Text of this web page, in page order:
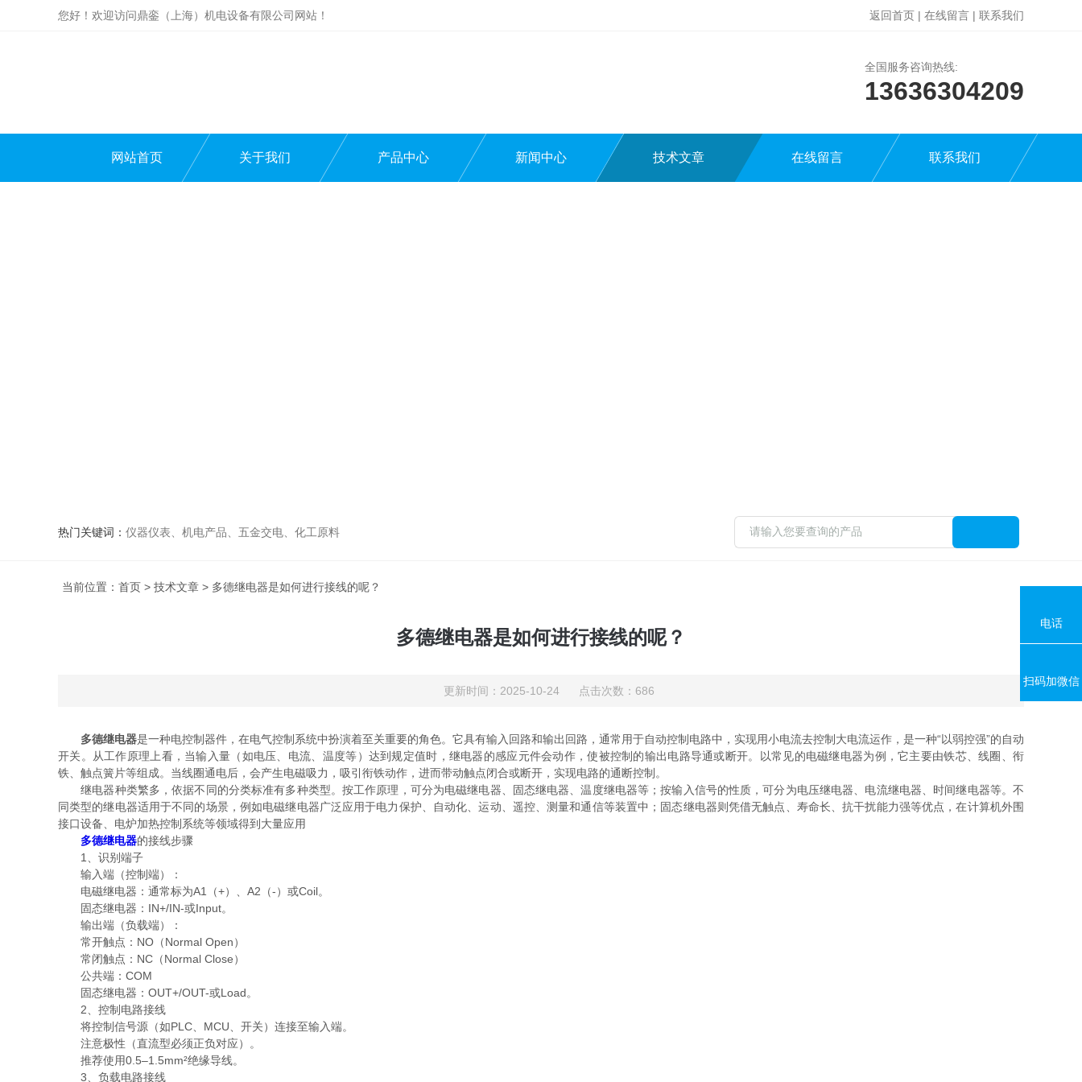
您好！欢迎访问鼎銮（上海）机电设备有限公司网站！ 返回首页 | 在线留言 | 联系我们
全国服务咨询热线:
13636304209
网站首页 关于我们 产品中心 新闻中心 技术文章 在线留言 联系我们
热门关键词： 仪器仪表、机电产品、五金交电、化工原料
当前位置： 首页 > 技术文章 > 多德继电器是如何进行接线的呢？
多德继电器是如何进行接线的呢？
更新时间：2025-10-24 点击次数：686
多德继电器是一种电控制器件，在电气控制系统中扮演着至关重要的角色。它具有输入回路和输出回路，通常用于自动控制电路中，实现用小电流去控制大电流运作，是一种“以弱控强”的自动
开关。从工作原理上看，当输入量（如电压、电流、温度等）达到规定值时，继电器的感应元件会动作，使被控制的输出电路导通或断开。以常见的电磁继电器为例，它主要由铁芯、线圈、衔
铁、触点簧片等组成。当线圈通电后，会产生电磁吸力，吸引衔铁动作，进而带动触点闭合或断开，实现电路的通断控制。
继电器种类繁多，依据不同的分类标准有多种类型。按工作原理，可分为电磁继电器、固态继电器、温度继电器等；按输入信号的性质，可分为电压继电器、电流继电器、时间继电器等。不
同类型的继电器适用于不同的场景，例如电磁继电器广泛应用于电力保护、自动化、运动、遥控、测量和通信等装置中；固态继电器则凭借无触点、寿命长、抗干扰能力强等优点，在计算机外围
接口设备、电炉加热控制系统等领域得到大量应用
多德继电器的接线步骤
1、识别端子
输入端（控制端）：
电磁继电器：通常标为A1（+）、A2（-）或Coil。
固态继电器：IN+/IN-或Input。
输出端（负载端）：
常开触点：NO（Normal Open）
常闭触点：NC（Normal Close）
公共端：COM
固态继电器：OUT+/OUT-或Load。
2、控制电路接线
将控制信号源（如PLC、MCU、开关）连接至输入端。
注意极性（直流型必须正负对应）。
推荐使用0.5–1.5mm²绝缘导线。
3、负载电路接线
电话
扫码加微信